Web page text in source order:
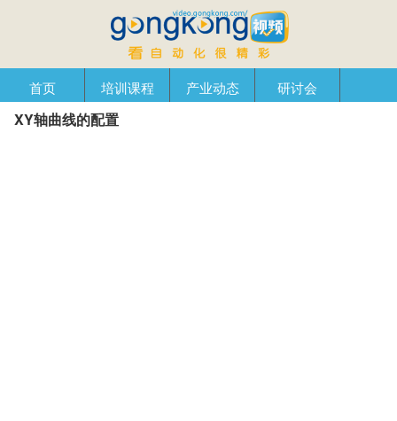
首页 培训课程 产业动态
研讨会
产品在线
自动化播客
XY轴曲线的配置